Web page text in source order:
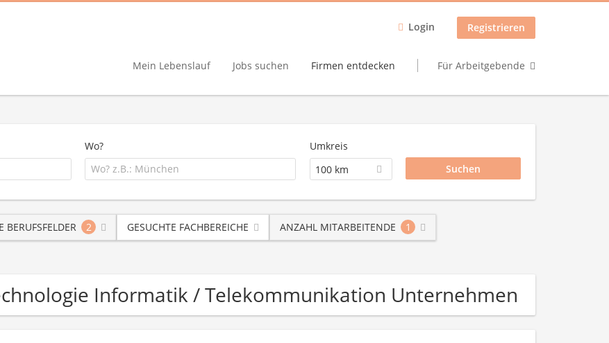
Login Registrieren
Mein Lebenslauf Jobs suchen Firmen entdecken Für Arbeitgebende
Wo?
Umkreis
100 km
BERUFSFELDER 2 GESUCHTE FACHBEREICHE ANZAHL MITARBEITENDE 1
Informatik / Telekommunikation Unternehmen